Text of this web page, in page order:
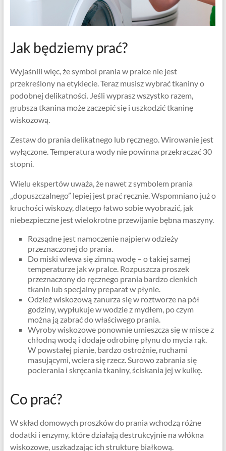
Jak będziemy prać?
Wyjaśnili więc, że symbol prania w pralce nie jest
przekreślony na etykiecie. Teraz musisz wybrać tkaniny o
podobnej delikatności. Jeśli wyprasz wszystko razem,
grubsza tkanina może zaczepić się i uszkodzić tkaninę
wiskozową.
Zestaw do prania delikatnego lub ręcznego. Wirowanie jest
wyłączone. Temperatura wody nie powinna przekraczać 30
stopni.
Wielu ekspertów uważa, że ​​nawet z symbolem prania
„dopuszczalnego” lepiej jest prać ręcznie. Wspomniano już o
kruchości wiskozy, dlatego łatwo sobie wyobrazić, jak
niebezpieczne jest wielokrotne przewijanie bębna maszyny.
Rozsądne jest namoczenie najpierw odzieży
przeznaczonej do prania.
Do miski wlewa się zimną wodę – o takiej samej
temperaturze jak w pralce. Rozpuszcza proszek
przeznaczony do ręcznego prania bardzo cienkich
tkanin lub specjalny preparat w płynie.
Odzież wiskozową zanurza się w roztworze na pół
godziny, wypłukuje w wodzie z mydłem, po czym
można ją zabrać do właściwego prania.
Wyroby wiskozowe ponownie umieszcza się w misce z
chłodną wodą i dodaje odrobinę płynu do mycia rąk.
W powstałej pianie, bardzo ostrożnie, ruchami
masującymi, wciera się rzecz. Surowo zabrania się
pocierania i skręcania tkaniny, ściskania jej w kulkę.
Co prać?
W skład domowych proszków do prania wchodzą różne
dodatki i enzymy, które działają destrukcyjnie na włókna
wiskozowe, uszkadzając ich strukturę białkową.